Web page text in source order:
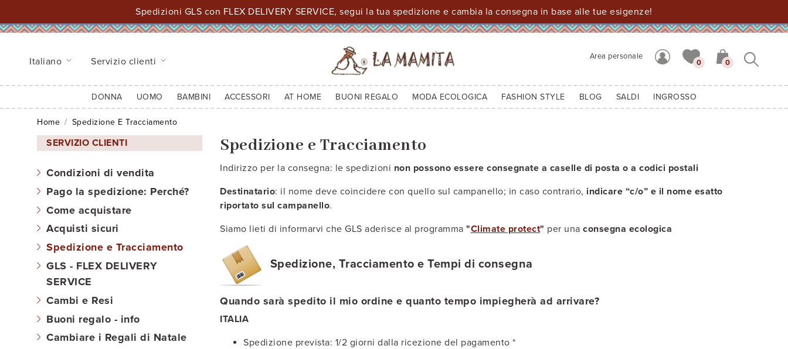
Spedizioni GLS con FLEX DELIVERY SERVICE, segui la tua spedizione e cambia la consegna in base alle tue esigenze!
Italiano Servizio clienti Area personale
0 0
DONNA UOMO BAMBINI ACCESSORI AT HOME BUONI REGALO MODA ECOLOGICA FASHION STYLE BLOG SALDI INGROSSO
Home Spedizione E Tracciamento
SERVIZIO CLIENTI
Condizioni di vendita
Pago la spedizione: Perché?
Come acquistare
Acquisti sicuri
Spedizione e Tracciamento
GLS - FLEX DELIVERY
SERVICE
Cambi e Resi
Buoni regalo - info
Cambiare i Regali di Natale
Spedizione e Tracciamento
Indirizzo per la consegna: le spedizioni non possono essere consegnate a caselle di posta o a codici postali
Destinatario: il nome deve coincidere con quello sul campanello; in caso contrario, indicare “c/o” e il nome esatto
riportato sul campanello.
Siamo lieti di informarvi che GLS aderisce al programma "Climate protect" per una consegna ecologica
Spedizione, Tracciamento e Tempi di consegna
Quando sarà spedito il mio ordine e quanto tempo impiegherà ad arrivare?
ITALIA
Spedizione prevista: 1/2 giorni dalla ricezione del pagamento *